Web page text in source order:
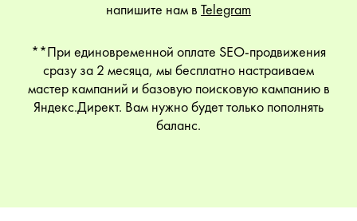
напишите нам в Telegram
**При единовременной оплате SEO-продвижения
сразу за 2 месяца, мы бесплатно настраиваем
мастер кампаний и базовую поисковую кампанию в
Яндекс.Директ. Вам нужно будет только пополнять
баланс.